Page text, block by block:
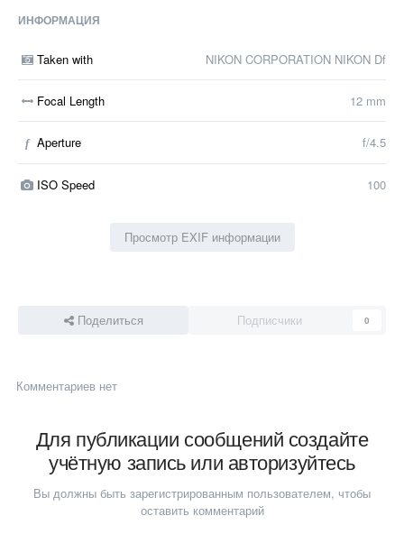
ИНФОРМАЦИЯ
Taken with NIKON CORPORATION NIKON Df
Focal Length 12 mm
f Aperture f/4.5
ISO Speed 100
Просмотр EXIF информации
Поделиться Подписчики 0
Комментариев нет
Для публикации сообщений создайте
учётную запись или авторизуйтесь
Вы должны быть зарегистрированным пользователем, чтобы
оставить комментарий